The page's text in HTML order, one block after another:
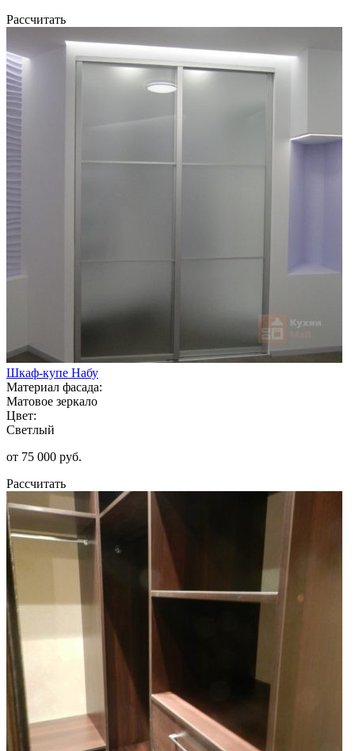
Рассчитать
Шкаф-купе Набу
Материал фасада:
Матовое зеркало
Цвет:
Светлый
от 75 000 руб.
Рассчитать